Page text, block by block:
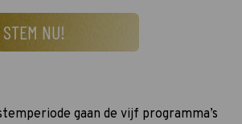
STEM NU!
gaan de vijf programma’s